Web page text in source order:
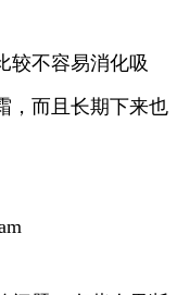
较不容易消化吸
，而且长期下来也